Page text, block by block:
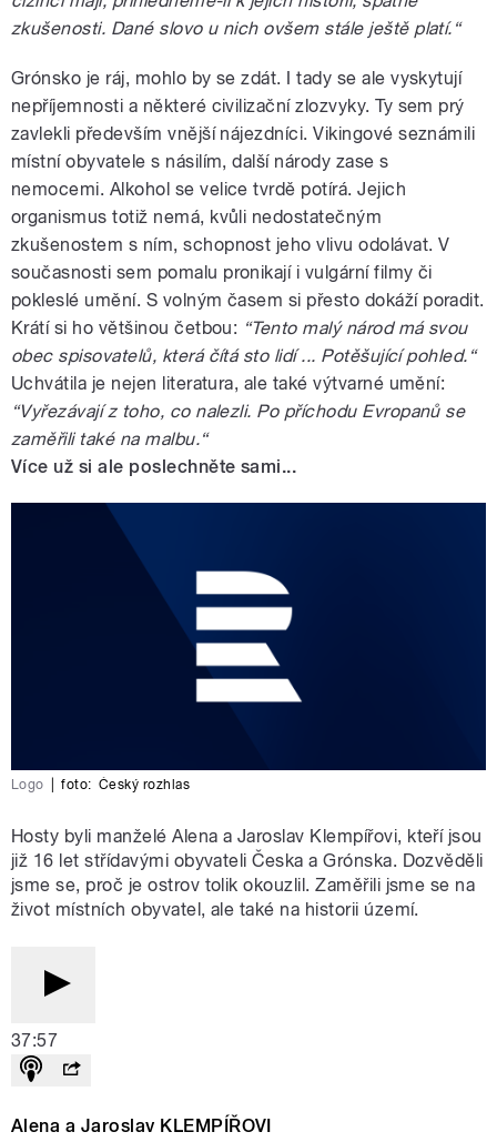
zkušenosti. Dané slovo u nich ovšem stále ještě platí.“
Grónsko je ráj, mohlo by se zdát. I tady se ale vyskytují
nepříjemnosti a některé civilizační zlozvyky. Ty sem prý
zavlekli především vnější nájezdníci. Vikingové seznámili
místní obyvatele s násilím, další národy zase s
nemocemi. Alkohol se velice tvrdě potírá. Jejich
organismus totiž nemá, kvůli nedostatečným
zkušenostem s ním, schopnost jeho vlivu odolávat. V
současnosti sem pomalu pronikají i vulgární filmy či
pokleslé umění. S volným časem si přesto dokáží poradit.
Krátí si ho většinou četbou: “Tento malý národ má svou
obec spisovatelů, která čítá sto lidí ... Potěšující pohled.“
Uchvátila je nejen literatura, ale také výtvarné umění:
“Vyřezávají z toho, co nalezli. Po příchodu Evropanů se
zaměřili také na malbu.“
Více už si ale poslechněte sami...
Logo foto: Český rozhlas
Hosty byli manželé Alena a Jaroslav Klempířovi, kteří jsou
již 16 let střídavými obyvateli Česka a Grónska. Dozvěděli
jsme se, proč je ostrov tolik okouzlil. Zaměřili jsme se na
život místních obyvatel, ale také na historii území.
37:57
Alena a Jaroslav KLEMPÍŘOVI